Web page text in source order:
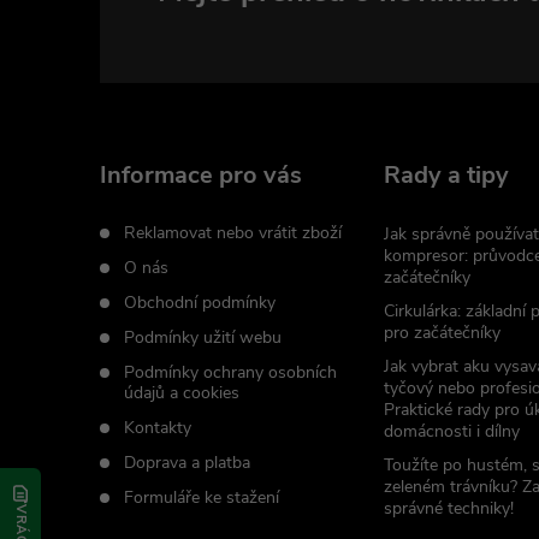
Informace pro vás
Reklamovat nebo vrátit zboží
O nás
Obchodní podmínky
Podmínky užití webu
Podmínky ochrany osobních
údajů a cookies
Kontakty
Doprava a platba
Formuláře ke stažení
Rady a tipy
Jak správně
kompresor:
začátečníky
Cirkulárka: základní
pro začátečníky
Jak vybrat aku
tyčový nebo
Praktické rady pro
domácnosti i dílny
Toužíte po hustém,
zeleném trávníku?
správné techniky!